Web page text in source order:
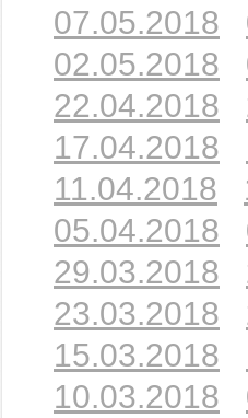
07.05.2018
02.05.2018
22.04.2018
17.04.2018
11.04.2018
05.04.2018
29.03.2018
23.03.2018
15.03.2018
10.03.2018